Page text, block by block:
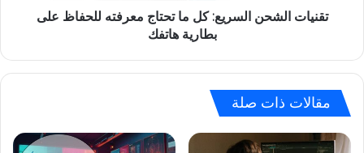
بطاريةتقنيات الشحن السريع: كل ما تحتاج معرفته للحفاظ على
بطارية هاتفك
مقالات ذات صلة